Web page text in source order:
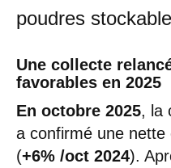
poudres
Une collecte
favorables en 2025
En octobre 2025, la
a confirmé une
(+6% /oct 2024).